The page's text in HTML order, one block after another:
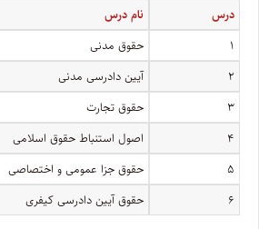
درس
نام درس
۱
حقوق مدنی
۲
آیین دادرسی مدنی
۳
حقوق تجارت
۴
اصول استنباط حقوق اسلامی
۵
حقوق جزا عمومی و اختصاصی
۶
حقوق آیین دادرسی کیفری